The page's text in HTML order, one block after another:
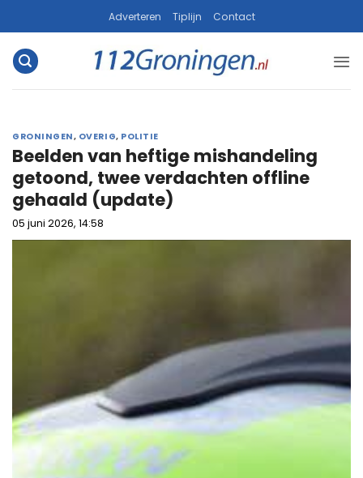
naar
inhoud
Adverteren Tiplijn Contact
GRONINGEN, OVERIG, POLITIE
Beelden van heftige mishandeling
getoond, twee verdachten offline
gehaald (update)
05 juni 2026, 14:58